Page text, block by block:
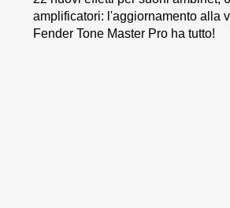
amplificatori: l'aggiornamento alla
Fender Tone Master Pro ha tutto!